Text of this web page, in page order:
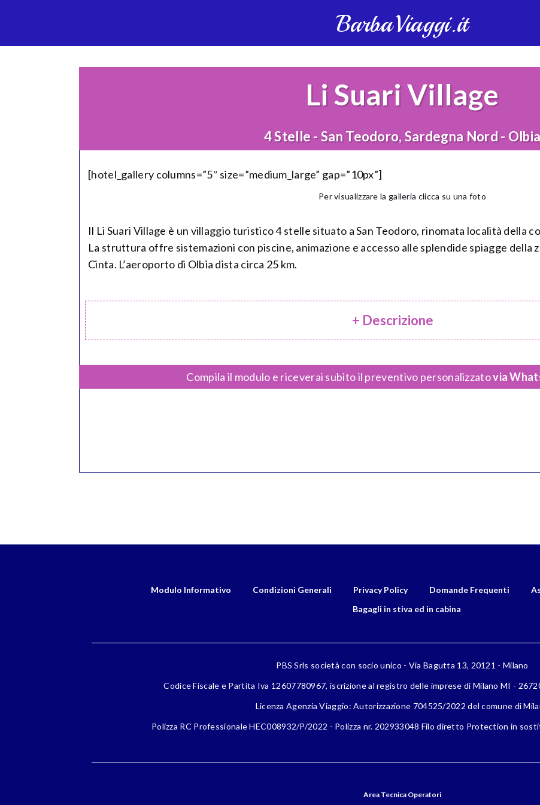
BarbaViaggi.it
Li Suari Village
4 Stelle - San Teodoro, Sardegna Nord -
[hotel_gallery columns=”5″ size=”medium_large” gap=”10px”]
Per visualizzare la galleria clicca su una foto
Il Li Suari Village è un villaggio turistico 4 stelle situato a San Teodoro, rinomata località della
La struttura offre sistemazioni con piscine, animazione e accesso alle splendide spiagge della
Cinta. L’aeroporto di Olbia dista circa 25 km.
+ Descrizione
Compila il modulo e riceverai subito il preventivo personalizzatovia
Modulo Informativo Condizioni Generali Privacy Policy Domande Frequenti
Bagagli in stiva ed in cabina
PBS Srls società con socio unico - Via Bagutta 13, 20121 - Milano
Codice Fiscale e Partita Iva 12607780967, iscrizione al registro delle imprese di Milano MI -
Licenza Agenzia Viaggio: Autorizzazione 704525/2022 del comune di
Polizza RC Professionale HEC008932/P/2022 - Polizza nr. 202933048 Filo diretto Protection in
Area Tecnica Operatori